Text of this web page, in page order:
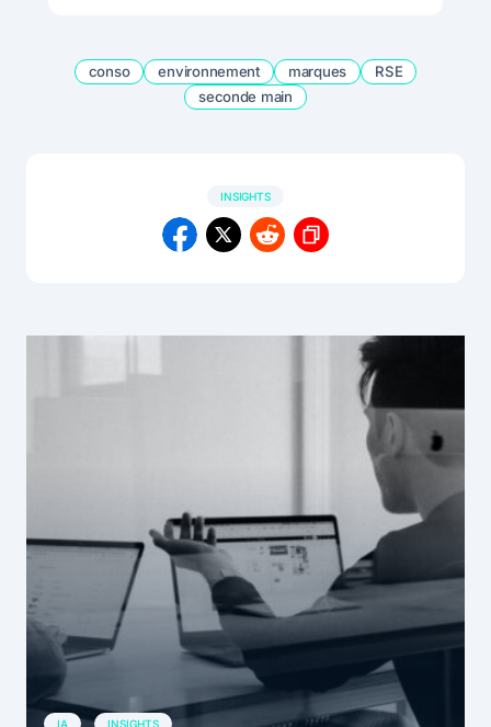
conso environnement marques
RSE
seconde main
INSIGHTS
IA INSIGHTS